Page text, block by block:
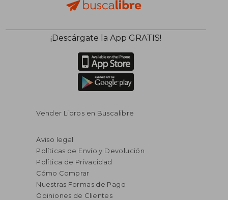
¡Descárgate la App GRATIS!
Vender Libros en Buscalibre
Aviso legal
Políticas de Envío y Devolución
Política de Privacidad
Cómo Comprar
Nuestras Formas de Pago
Opiniones de Clientes